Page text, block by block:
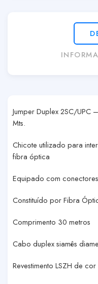
Jumper Duplex 2SC/UPC
Mts.
Chicote utilizado para
fibra óptica
Equipado com
Constituído por Fibra
Comprimento 30 metros
Cabo duplex siamês
Revestimento LSZH de